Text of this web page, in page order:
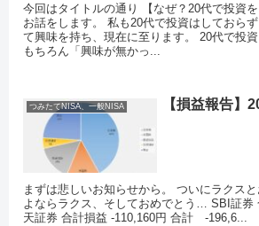
今回はタイトルの通り 【なぜ？20代で投資
お話をします。 私も20代で投資はしておら
て興味を持ち、現在に至ります。 20代で投
もちろん「興味が無かっ...
つみたてNISA、一般NISA 【損益報告】
まずは悲しいお知らせから。 ついにラクス
よならラクス、そしておめでとう… SBI証券
天証券 合計損益 -110,160円 合計 -196,6...